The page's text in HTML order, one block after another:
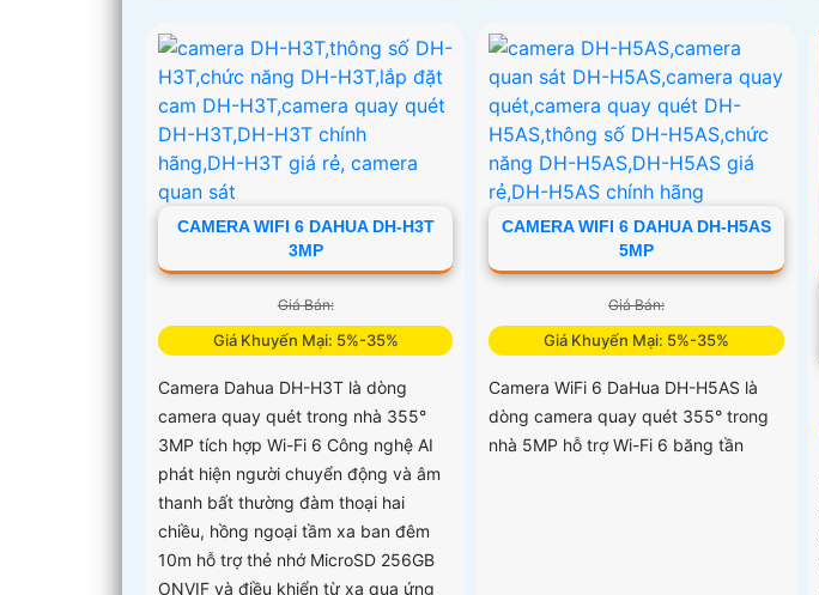
CAMERA WIFI 6 DAHUA DH-H3T
3MP
Giá Bán:
Giá Khuyến Mại: 5%-35%
Camera Dahua DH-H3T là dòng
camera quay quét trong nhà 355°
3MP tích hợp Wi-Fi 6 Công nghệ AI
phát hiện người chuyển động và âm
thanh bất thường đàm thoại hai
chiều, hồng ngoại tầm xa ban đêm
10m hỗ trợ thẻ nhớ MicroSD 256GB
ONVIF và điều khiển từ xa qua ứng
CAMERA WIFI 6 DAHUA DH-H5AS
5MP
Giá Bán:
Giá Khuyến Mại: 5%-35%
Camera WiFi 6 DaHua DH-H5AS là
dòng camera quay quét 355° trong
nhà 5MP hỗ trợ Wi-Fi 6 băng tần